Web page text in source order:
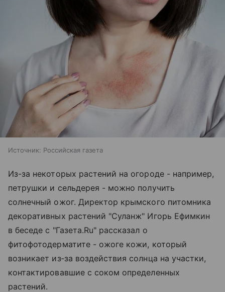
Источник: Российская газета
Из-за некоторых растений на огороде - например,
петрушки и сельдерея - можно получить
солнечный ожог. Директор крымского питомника
декоративных растений "Суланж" Игорь Ефимкин
в беседе с "Газета.Ru" рассказал о
фитофотодерматите - ожоге кожи, который
возникает из‑за воздействия солнца на участки,
контактировавшие с соком определенных
растений.